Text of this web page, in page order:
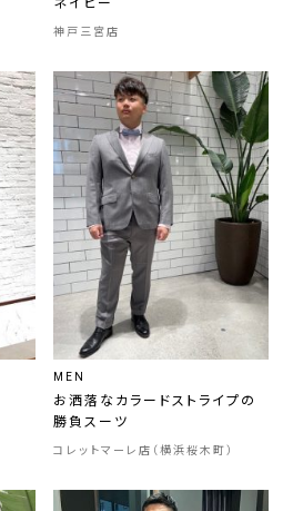
ネイビー
神戸三宮店
MEN
お洒落なカラードストライプの
勝負スーツ
コレットマーレ店（横浜桜木町）